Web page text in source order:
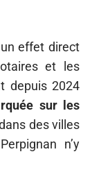
effet direct
et les
depuis 2024
sur les
des villes
n’y